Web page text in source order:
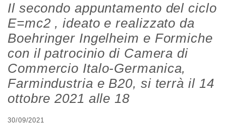
Il secondo appuntamento del ciclo
E=mc2 , ideato e realizzato da
Boehringer Ingelheim e Formiche
con il patrocinio di Camera di
Commercio Italo-Germanica,
Farmindustria e B20, si terrà il 14
ottobre 2021 alle 18
30/09/2021